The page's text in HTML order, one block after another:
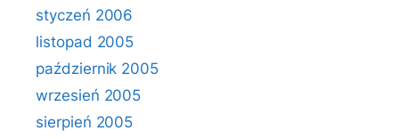
styczeń 2006
listopad 2005
październik 2005
wrzesień 2005
sierpień 2005